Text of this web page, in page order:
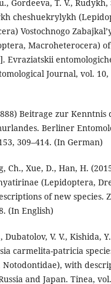
Gordeeva, T. V., Rudykh,
cheshuekrylykh
Vostochnogo
Macroheterocera)
Evraziatskii
Journal, vol. 10,
Beitrage zur
Berliner
309–414. (In German)
Ch., Xue, D., Han, H.
(Lepidoptera,
of new species.
(In English)
Dubatolov, V. V., Kishida,
carmelita-patricia
with
and Japan. Tinea,